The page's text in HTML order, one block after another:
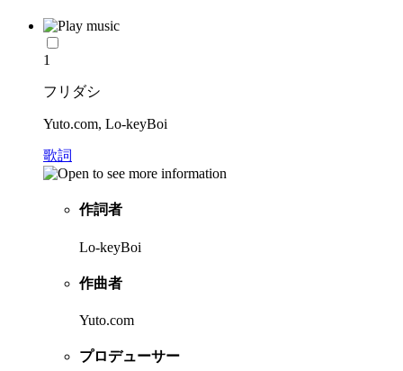
1
フリダシ
Yuto.com, Lo-keyBoi
歌詞
作詞者
Lo-keyBoi
作曲者
Yuto.com
プロデューサー